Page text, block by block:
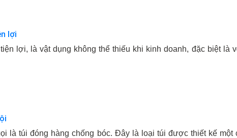
lợi
lợi, là vật dụng không thể thiếu khi kinh doanh, đặc biệt là
là túi đóng hàng chống bóc. Đây là loại túi được thiết kế một